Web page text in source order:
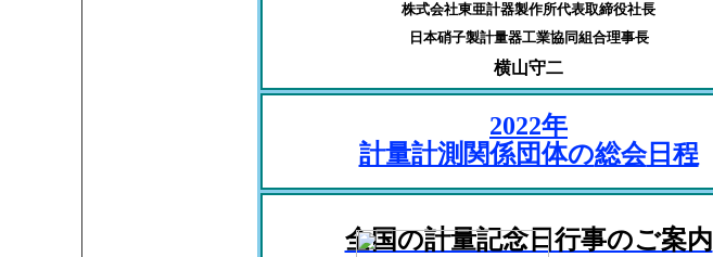
株式会社東亜計器製作所代表取締役社長
日本硝子製計量器工業協同組合理事長
横山守二
2022年
計量計測関係団体の総会日程
全国の計量記念日行事のご案内